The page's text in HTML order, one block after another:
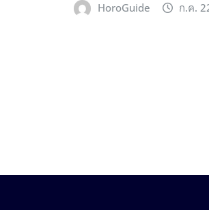
HoroGuide ก.ค.